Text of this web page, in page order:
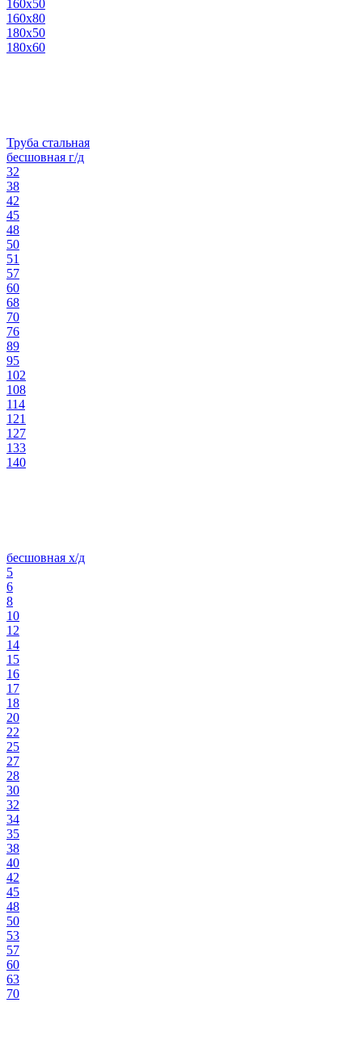
160х50
160х80
180х50
180х60
Труба стальная
бесшовная г/д
32
38
42
45
48
50
51
57
60
68
70
76
89
95
102
108
114
121
127
133
140
бесшовная х/д
5
6
8
10
12
14
15
16
17
18
20
22
25
27
28
30
32
34
35
38
40
42
45
48
50
53
57
60
63
70